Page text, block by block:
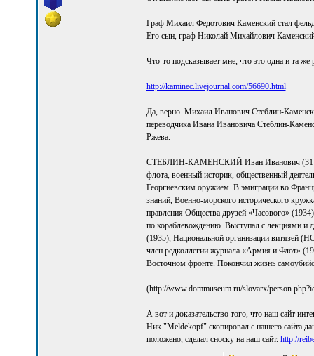
Граф Михаил Федотович Каменский стал
Его сын, граф Николай Михайлович
Что-то подсказывает мне, что это одна и та же
http://kaminec.livejournal.com/56690.html
Да, верно. Михаил Иванович Стеблин-
переводчика Ивана Ивановича Стеблин-
Ржева.
СТЕБЛИН-КАМЕНСКИЙ Иван Иванович (31
флота, военный историк, общественный
Георгиевским оружием. В эмиграции во
знаний, Военно-морского исторического
правления Общества друзей «Часового»
по кораблевождению. Выступал с лекциями и
(1935), Национальной организации витязей
член редколлегии журнала «Армия и Флот»
Восточном фронте. Покончил жизнь
(http://www.dommuseum.ru/slovarx/
А вот и доказательство того, что наш сайт
Ник "Meldekopf" скопировал с нашего сайта
положено, сделал сноску на наш сайт. http://